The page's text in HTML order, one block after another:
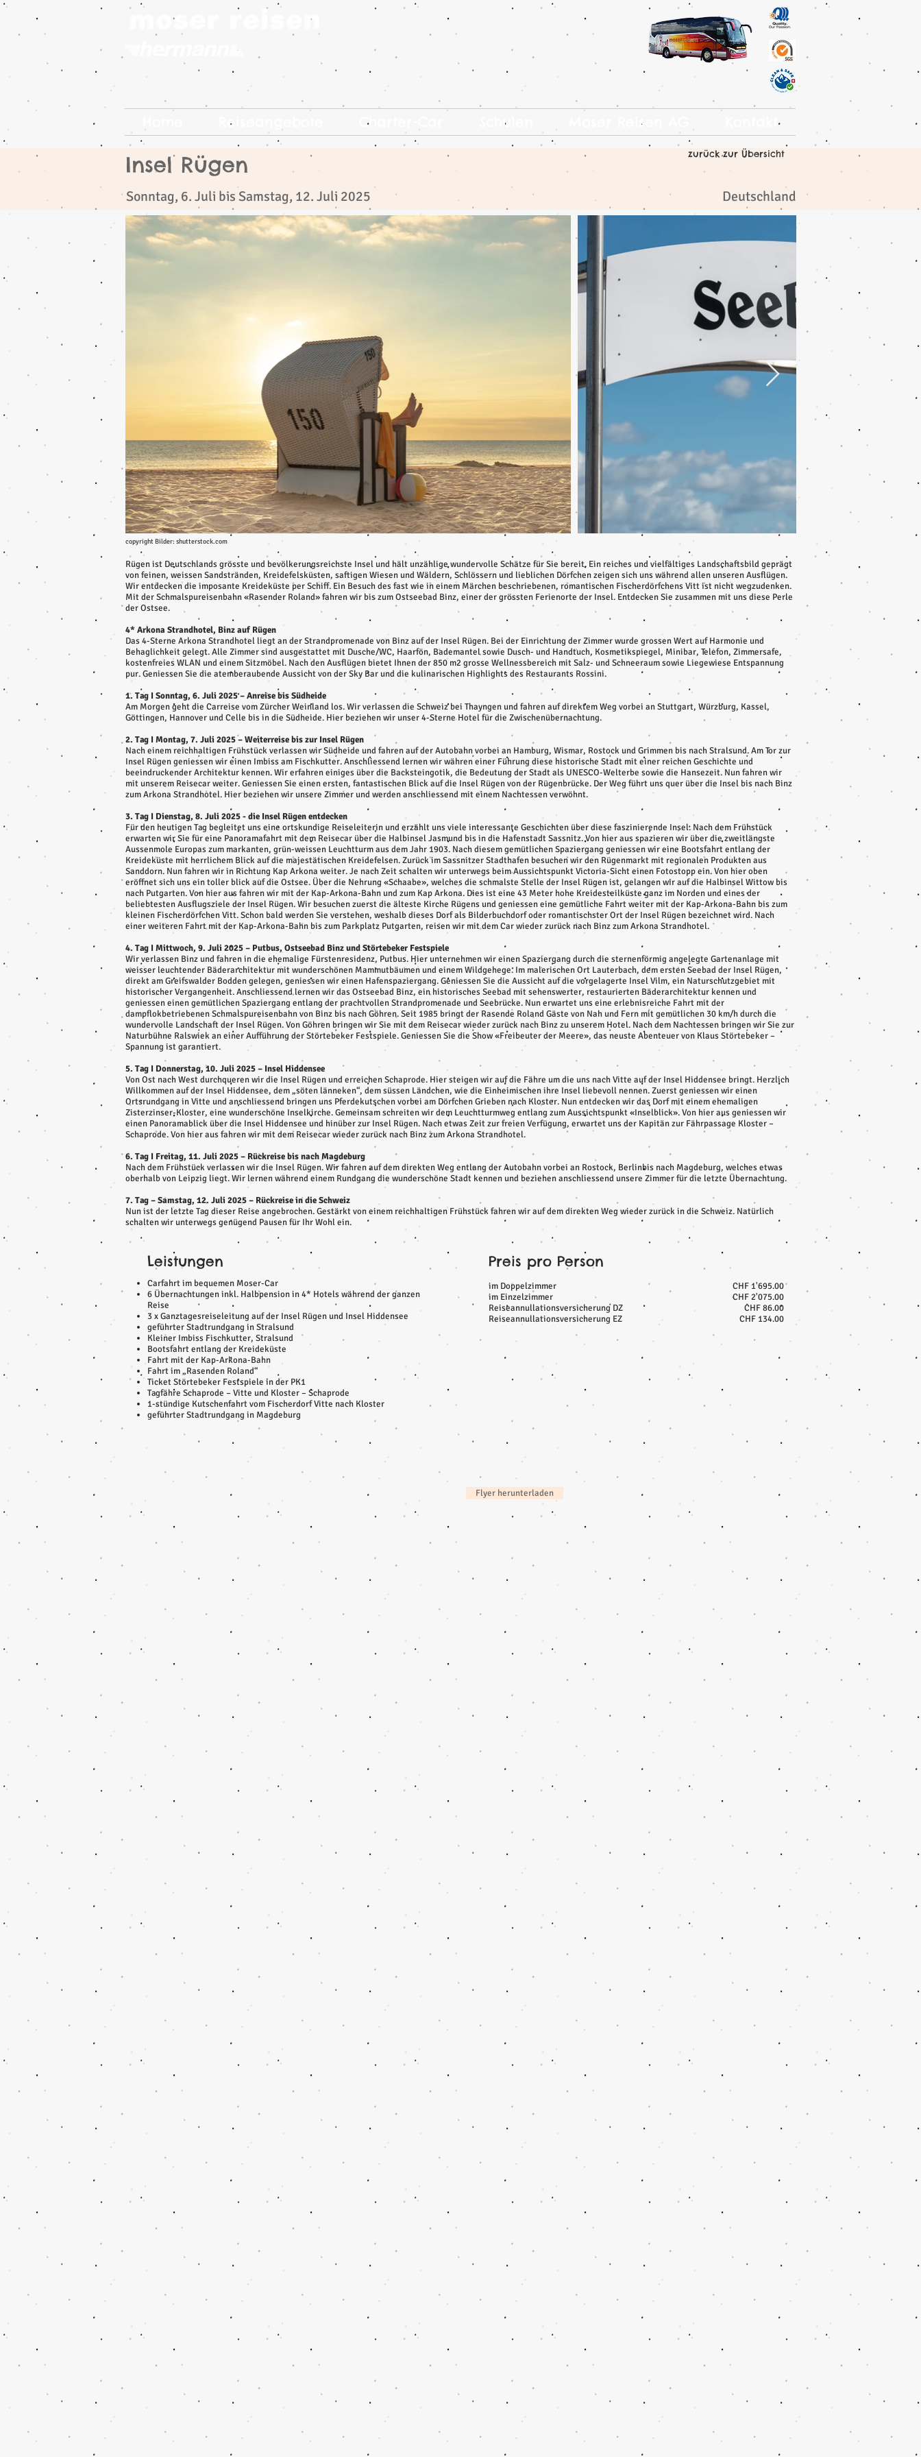
Reiseangebote Charter-Car Schulen Moser Reisen AG
Insel Rügen
​
Sonntag, 6. Juli bis Samstag, 12. Juli 2025 Deutschland
zurück zur Übersicht
copyright Bilder: shutterstock.com
Rügen ist Deutschlands grösste und bevölkerungsreichste Insel und hält unzählige wundervolle Schätze für Sie bereit. Ein reiches und vielfältiges Landschaftsbild geprägt
von feinen, weissen Sandstränden, Kreidefelsküsten, saftigen Wiesen und Wäldern, Schlössern und lieblichen Dörfchen zeigen sich uns während allen unseren Ausflügen.
Wir entdecken die imposante Kreideküste per Schiff. Ein Besuch des fast wie in einem Märchen beschriebenen, romantischen Fischerdörfchens Vitt ist nicht wegzudenken.
Mit der Schmalspureisenbahn «Rasender Roland» fahren wir bis zum Ostseebad Binz, einer der grössten Ferienorte der Insel. Entdecken Sie zusammen mit uns diese Perle
der Ostsee.
4* Arkona Strandhotel, Binz auf Rügen
Das 4-Sterne Arkona Strandhotel liegt an der Strandpromenade von Binz auf der Insel Rügen. Bei der Einrichtung der Zimmer wurde grossen Wert auf Harmonie und
Behaglichkeit gelegt. Alle Zimmer sind ausgestattet mit Dusche/WC, Haarfön, Bademantel sowie Dusch- und Handtuch, Kosmetikspiegel, Minibar, Telefon, Zimmersafe,
kostenfreies WLAN und einem Sitzmöbel. Nach den Ausflügen bietet Ihnen der 850 m2 grosse Wellnessbereich mit Salz- und Schneeraum sowie Liegewiese Entspannung
pur. Geniessen Sie die atemberaubende Aussicht von der Sky Bar und die kulinarischen Highlights des Restaurants Rossini.
1. Tag I Sonntag, 6. Juli 2025 – Anreise bis Südheide
Am Morgen geht die Carreise vom Zürcher Weinland los. Wir verlassen die Schweiz bei Thayngen und fahren auf direktem Weg vorbei an Stuttgart, Würzburg, Kassel,
Göttingen, Hannover und Celle bis in die Südheide. Hier beziehen wir unser 4-Sterne Hotel für die Zwischenübernachtung.
2. Tag I Montag, 7. Juli 2025 – Weiterreise bis zur Insel Rügen
Nach einem reichhaltigen Frühstück verlassen wir Südheide und fahren auf der Autobahn vorbei an Hamburg, Wismar, Rostock und Grimmen bis nach Stralsund. Am Tor zur
Insel Rügen geniessen wir einen Imbiss am Fischkutter. Anschliessend lernen wir währen einer Führung diese historische Stadt mit einer reichen Geschichte und
beeindruckender Architektur kennen. Wir erfahren einiges über die Backsteingotik, die Bedeutung der Stadt als UNESCO-Welterbe sowie die Hansezeit. Nun fahren wir
mit unserem Reisecar weiter. Geniessen Sie einen ersten, fantastischen Blick auf die Insel Rügen von der Rügenbrücke. Der Weg führt uns quer über die Insel bis nach Binz
zum Arkona Strandhotel. Hier beziehen wir unsere Zimmer und werden anschliessend mit einem Nachtessen verwöhnt.
3. Tag I Dienstag, 8. Juli 2025 - die Insel Rügen entdecken
Für den heutigen Tag begleitet uns eine ortskundige Reiseleiterin und erzählt uns viele interessante Geschichten über diese faszinierende Insel. Nach dem Frühstück
erwarten wir Sie für eine Panoramafahrt mit dem Reisecar über die Halbinsel Jasmund bis in die Hafenstadt Sassnitz. Von hier aus spazieren wir über die zweitlängste
Aussenmole Europas zum markanten, grün-weissen Leuchtturm aus dem Jahr 1903. Nach diesem gemütlichen Spaziergang geniessen wir eine Bootsfahrt entlang der
Kreideküste mit herrlichem Blick auf die majestätischen Kreidefelsen. Zurück im Sassnitzer Stadthafen besuchen wir den Rügenmarkt mit regionalen Produkten aus
Sanddorn. Nun fahren wir in Richtung Kap Arkona weiter. Je nach Zeit schalten wir unterwegs beim Aussichtspunkt Victoria-Sicht einen Fotostopp ein. Von hier oben
eröffnet sich uns ein toller blick auf die Ostsee. Über die Nehrung «Schaabe», welches die schmalste Stelle der Insel Rügen ist, gelangen wir auf die Halbinsel Wittow bis
nach Putgarten. Von hier aus fahren wir mit der Kap-Arkona-Bahn und zum Kap Arkona. Dies ist eine 43 Meter hohe Kreidesteilküste ganz im Norden und eines der
beliebtesten Ausflugsziele der Insel Rügen. Wir besuchen zuerst die älteste Kirche Rügens und geniessen eine gemütliche Fahrt weiter mit der Kap-Arkona-Bahn bis zum
kleinen Fischerdörfchen Vitt. Schon bald werden Sie verstehen, weshalb dieses Dorf als Bilderbuchdorf oder romantischster Ort der Insel Rügen bezeichnet wird. Nach
einer weiteren Fahrt mit der Kap-Arkona-Bahn bis zum Parkplatz Putgarten, reisen wir mit dem Car wieder zurück nach Binz zum Arkona Strandhotel.
4. Tag I Mittwoch, 9. Juli 2025 – Putbus, Ostseebad Binz und Störtebeker Festspiele
Wir verlassen Binz und fahren in die ehemalige Fürstenresidenz, Putbus. Hier unternehmen wir einen Spaziergang durch die sternenförmig angelegte Gartenanlage mit
weisser leuchtender Bäderarchitektur mit wunderschönen Mammutbäumen und einem Wildgehege. Im malerischen Ort Lauterbach, dem ersten Seebad der Insel Rügen,
direkt am Greifswalder Bodden gelegen, geniessen wir einen Hafenspaziergang. Geniessen Sie die Aussicht auf die vorgelagerte Insel Vilm, ein Naturschutzgebiet mit
historischer Vergangenheit. Anschliessend lernen wir das Ostseebad Binz, ein historisches Seebad mit sehenswerter, restaurierten Bäderarchitektur kennen und
geniessen einen gemütlichen Spaziergang entlang der prachtvollen Strandpromenade und Seebrücke. Nun erwartet uns eine erlebnisreiche Fahrt mit der
dampflokbetriebenen Schmalspureisenbahn von Binz bis nach Göhren. Seit 1985 bringt der Rasende Roland Gäste von Nah und Fern mit gemütlichen 30 km/h durch die
wundervolle Landschaft der Insel Rügen. Von Göhren bringen wir Sie mit dem Reisecar wieder zurück nach Binz zu unserem Hotel. Nach dem Nachtessen bringen wir Sie zur
Naturbühne Ralswiek an einer Aufführung der Störtebeker Festspiele. Geniessen Sie die Show «Freibeuter der Meere», das neuste Abenteuer von Klaus Störtebeker –
Spannung ist garantiert.
5. Tag I Donnerstag, 10. Juli 2025 – Insel Hiddensee
Von Ost nach West durchqueren wir die Insel Rügen und erreichen Schaprode. Hier steigen wir auf die Fähre um die uns nach Vitte auf der Insel Hiddensee bringt. Herzlich
Willkommen auf der Insel Hiddensee, dem „söten länneken“, dem süssen Ländchen, wie die Einheimischen ihre Insel liebevoll nennen. Zuerst geniessen wir einen
Ortsrundgang in Vitte und anschliessend bringen uns Pferdekutschen vorbei am Dörfchen Grieben nach Kloster. Nun entdecken wir das Dorf mit einem ehemaligen
Zisterzinser-Kloster, eine wunderschöne Inselkirche. Gemeinsam schreiten wir dem Leuchtturmweg entlang zum Aussichtspunkt «Inselblick». Von hier aus geniessen wir
einen Panoramablick über die Insel Hiddensee und hinüber zur Insel Rügen. Nach etwas Zeit zur freien Verfügung, erwartet uns der Kapitän zur Fährpassage Kloster –
Schaprode. Von hier aus fahren wir mit dem Reisecar wieder zurück nach Binz zum Arkona Strandhotel.
6. Tag I Freitag, 11. Juli 2025 – Rückreise bis nach Magdeburg
Nach dem Frühstück verlassen wir die Insel Rügen. Wir fahren auf dem direkten Weg entlang der Autobahn vorbei an Rostock, Berlinbis nach Magdeburg, welches etwas
oberhalb von Leipzig liegt. Wir lernen während einem Rundgang die wunderschöne Stadt kennen und beziehen anschliessend unsere Zimmer für die letzte Übernachtung.
7. Tag – Samstag, 12. Juli 2025 – Rückreise in die Schweiz
Nun ist der letzte Tag dieser Reise angebrochen. Gestärkt von einem reichhaltigen Frühstück fahren wir auf dem direkten Weg wieder zurück in die Schweiz. Natürlich
schalten wir unterwegs genügend Pausen für Ihr Wohl ein.
Leistungen
Carfahrt im bequemen Moser-Car
6 Übernachtungen inkl. Halbpension in 4* Hotels während der ganzen
Reise
3 x Ganztagesreiseleitung auf der Insel Rügen und Insel Hiddensee
geführter Stadtrundgang in Stralsund
Kleiner Imbiss Fischkutter, Stralsund
Bootsfahrt entlang der Kreideküste
Fahrt mit der Kap-Arkona-Bahn
Fahrt im „Rasenden Roland“
Ticket Störtebeker Festspiele in der PK1
Tagfähre Schaprode – Vitte und Kloster – Schaprode
1-stündige Kutschenfahrt vom Fischerdorf Vitte nach Kloster
geführter Stadtrundgang in Magdeburg
Preis pro Person
im Doppelzimmer
im Einzelzimmer
Reiseannullationsversicherung DZ
Reiseannullationsversicherung EZ
CHF 1'695.00
CHF 2'075.00
CHF 86.00
CHF 134.00
Flyer herunterladen